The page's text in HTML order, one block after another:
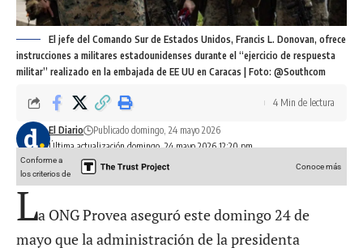
El jefe del Comando Sur de Estados Unidos, Francis L. Donovan, ofrece
instrucciones a militares estadounidenses durante el “ejercicio de respuesta
militar” realizado en la embajada de EE UU en Caracas | Foto: @Southcom
Última actualización domingo, 24 mayo 2026 12:20 pm
El Diario Publicado domingo, 24 mayo 2026
4 Min de lectura
Conforme a
los criterios de
Conoce más
La ONG Provea aseguró este domingo 24 de
mayo que la administración de la presidenta